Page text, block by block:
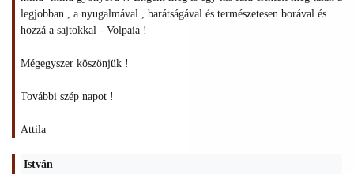
legjobban , a nyugalmával , barátságával és természetesen borával és
hozzá a sajtokkal - Volpaia !
Mégegyszer köszönjük !
További szép napot !
Attila
István